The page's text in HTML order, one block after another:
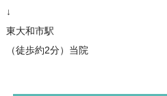
↓
東大和市駅
（徒歩約2分）当院